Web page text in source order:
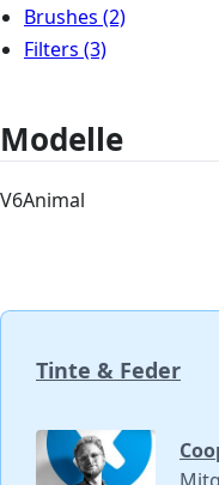
Brushes (2)
Filters (3)
Modelle
V6Animal
Tinte & Feder